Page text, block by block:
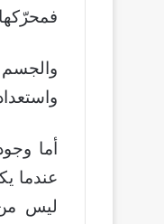
أما
عندما
ليس من